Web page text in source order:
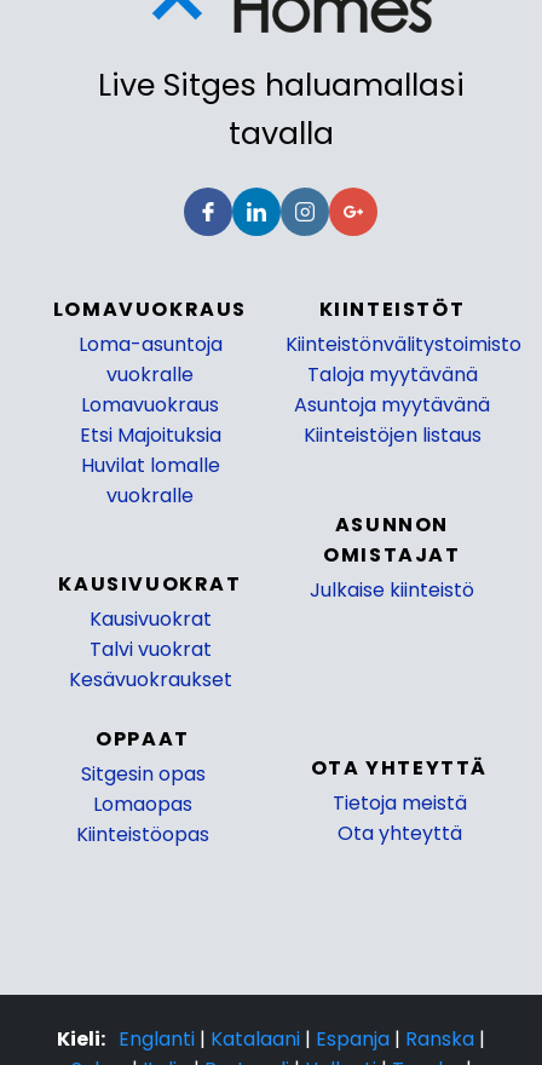
Live Sitges haluamallasi
tavalla
LOMAVUOKRAUS
Loma-asuntoja
vuokralle
Lomavuokraus
Etsi Majoituksia
Huvilat lomalle
vuokralle
KAUSIVUOKRAT
Kausivuokrat
Talvi vuokrat
Kesävuokraukset
KIINTEISTÖT
Kiinteistönvälitystoimisto
Taloja myytävänä
Asuntoja myytävänä
Kiinteistöjen listaus
ASUNNON
OMISTAJAT
Julkaise kiinteistö
OPPAAT
Sitgesin opas
Lomaopas
Kiinteistöopas
OTA YHTEYTTÄ
Tietoja meistä
Ota yhteyttä
Kieli: Englanti | Katalaani | Espanja | Ranska |